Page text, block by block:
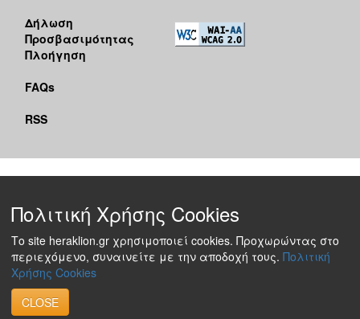
Δήλωση
Προσβασιμότητας
Πλοήγηση
FAQs
RSS
Πολιτική Χρήσης Cookies
Το site heraklion.gr χρησιμοποιεί cookies. Προχωρώντας στο
περιεχόμενο, συναινείτε με την αποδοχή τους. Πολιτική
Χρήσης Cookies
CLOSE